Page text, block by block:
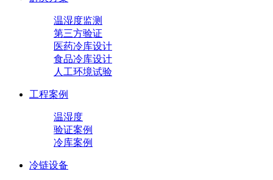
温湿度监测
第三方验证
医药冷库设计
食品冷库设计
人工环境试验
工程案例
温湿度
验证案例
冷库案例
冷链设备